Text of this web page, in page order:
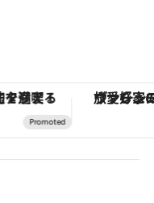
土料理の手法で満喫！ ヴァシュロン・コンスタンタ